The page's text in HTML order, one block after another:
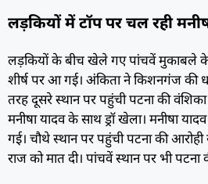
लड़कियों में टॉप पर चल रही
लड़कियों के बीच खेले गए पांचवें मुकाबले के
शीर्ष पर आ गई। अंकिता ने किशनगंज की
तरह दूसरे स्थान पर पहुंची पटना की
मनीषा यादव के साथ ड्रॉ खेला। मनीषा
गई। चौथे स्थान पर पहुंची पटना की आरोही
राज को मात दी। पांचवें स्थान पर भी पटना